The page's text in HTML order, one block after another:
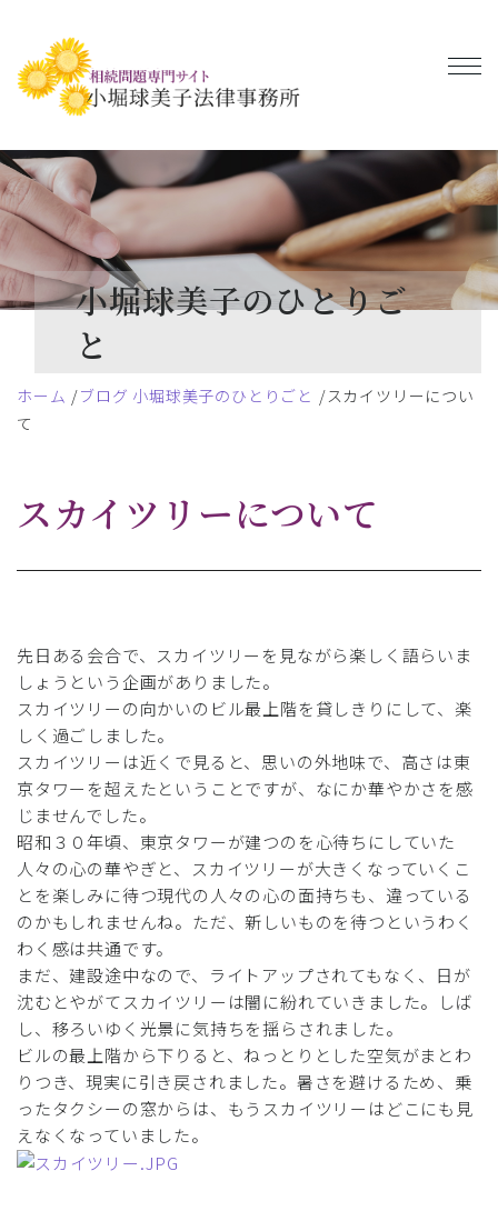
小堀球美子のひとりご
と
ホーム ブログ 小堀球美子のひとりごと
スカイツリーについ
て
スカイツリーについて
先日ある会合で、スカイツリーを見ながら楽しく語らいま
しょうという企画がありました。
スカイツリーの向かいのビル最上階を貸しきりにして、楽
しく過ごしました。
スカイツリーは近くで見ると、思いの外地味で、高さは東
京タワーを超えたということですが、なにか華やかさを感
じませんでした。
昭和３０年頃、東京タワーが建つのを心待ちにしていた
人々の心の華やぎと、スカイツリーが大きくなっていくこ
とを楽しみに待つ現代の人々の心の面持ちも、違っている
のかもしれませんね。ただ、新しいものを待つというわく
わく感は共通です。
まだ、建設途中なので、ライトアップされてもなく、日が
沈むとやがてスカイツリーは闇に紛れていきました。しば
し、移ろいゆく光景に気持ちを揺らされました。
ビルの最上階から下りると、ねっとりとした空気がまとわ
りつき、現実に引き戻されました。暑さを避けるため、乗
ったタクシーの窓からは、もうスカイツリーはどこにも見
えなくなっていました。